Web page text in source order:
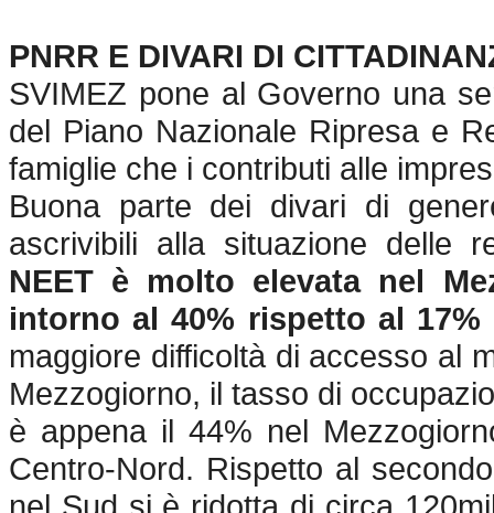
PNRR E DIVARI DI
SVIMEZ pone al Governo una
del Piano Nazionale Ripresa e
famiglie che i contributi alle
Buona parte dei divari di
ascrivibili alla situazione delle
NEET è molto elevata nel
intorno al 40% rispetto al 17%
maggiore difficoltà di accesso al
Mezzogiorno, il tasso di
è appena il 44% nel
Centro-Nord. Rispetto al